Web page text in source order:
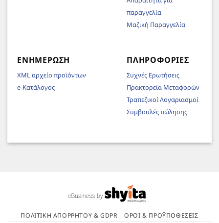
παραγγελία
Μαζική Παραγγελία
ΕΝΗΜΈΡΩΣΗ
XML αρχείο προϊόντων
e-Κατάλογος
ΠΛΗΡΟΦΟΡΊΕΣ
Συχνές Ερωτήσεις
Πρακτορεία Μεταφορών
Τραπεζικοί Λογαριασμοί
Συμβουλές πώλησης
ΠΟΛΙΤΙΚΉ ΑΠΟΡΡΉΤΟΥ & GDPR ΌΡΟΙ & ΠΡΟΫΠΟΘΈΣΕΙΣ